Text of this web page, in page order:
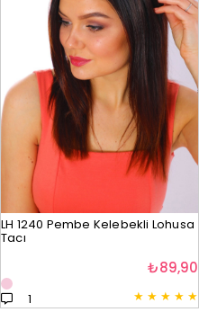
LH 1240 Pembe Kelebekli Lohusa
Tacı
★ ★ ★ ★ ★
1
₺89,90